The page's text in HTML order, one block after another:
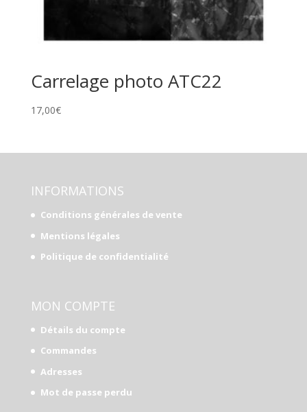
Carrelage photo ATC22
17,00€
INFORMATIONS
Conditions générales de vente
Mentions légales
Politique de confidentialité
MON COMPTE
Détails du compte
Commandes
Adresses
Mot de passe perdu